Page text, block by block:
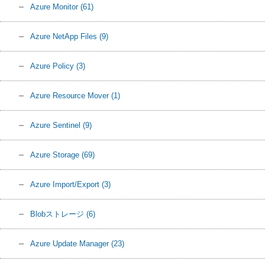
Azure Monitor (61)
Azure NetApp Files (9)
Azure Policy (3)
Azure Resource Mover (1)
Azure Sentinel (9)
Azure Storage (69)
Azure Import/Export (3)
Blobストレージ (6)
Azure Update Manager (23)